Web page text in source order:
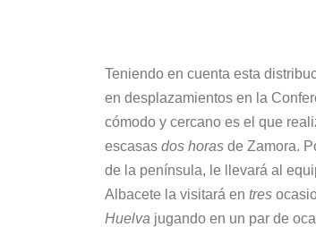
Teniendo en cuenta esta
en desplazamientos en la
cómodo y cercano es el que
escasas dos horas de Zamora.
de la península, le llevará al
Albacete la visitará en tres
Huelva jugando en un par de